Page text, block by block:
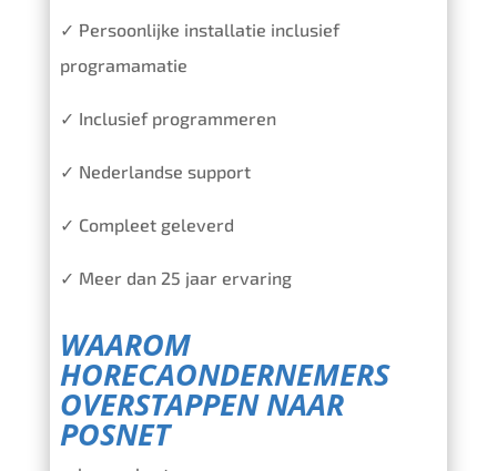
✓ Persoonlijke installatie inclusief
programamatie
✓ Inclusief programmeren
✓ Nederlandse support
✓ Compleet geleverd
✓ Meer dan 25 jaar ervaring
WAAROM
HORECAONDERNEMERS
OVERSTAPPEN NAAR
POSNET